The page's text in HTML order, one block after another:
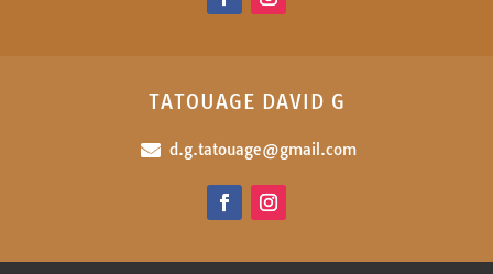
TATOUAGE DAVID G
 d.g.tatouage@gmail.com